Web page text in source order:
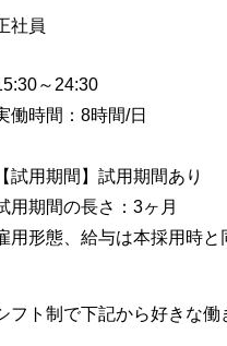
社員
～24:30
働時間：8時間/日
【試用期間】試用期間あり
用期間の長さ：3ヶ月
用形態、給与は本採用時と
フト制で下記から好きな働